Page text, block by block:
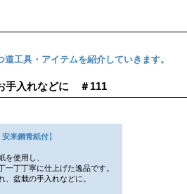
工具・アイテムを紹介していきます。
手入れなどに ＃111
安来鋼青紙付】
を使用し、
丁丁寧に仕上げた逸品です。
盆栽の手入れなどに。